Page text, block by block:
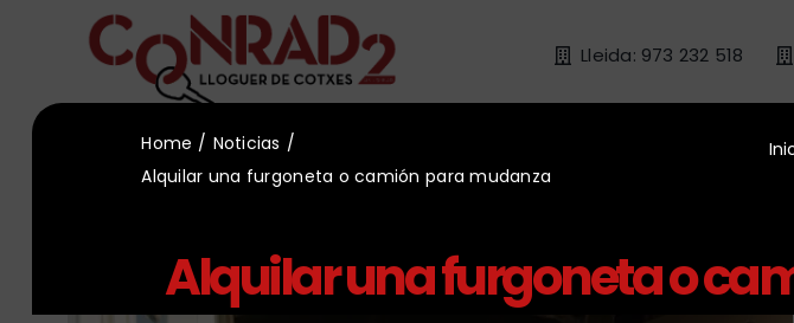
Lleida: 973 232 518
Home
Noticias
Alquilar una furgoneta o camión para mudanza
Alquilar una furgoneta o